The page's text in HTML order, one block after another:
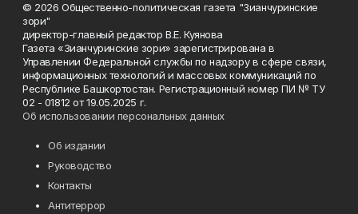
© 2026 Общественно-политическая газета "Зианчуринские
зори"
директор-главный редактор В.Е. Куянова
Газета «Зианчуринские зори» зарегистрирована в
Управлении Федеральной службы по надзору в сфере связи,
информационных технологий и массовых коммуникаций по
Республике Башкортостан. Регистрационный номер ПИ № ТУ
02 - 01812 от 19.05.2025 г.
Об использовании персональных данных
Об издании
Руководство
Контакты
Антитеррор